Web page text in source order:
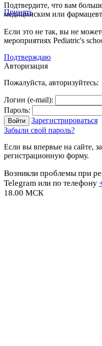
Принять
Подтвердите, что вам
медицинским или
Если это не так, вы не
мероприятиях Pediatric's
Подтверждаю
Авторизация
Пожалуйста, авторизуйтесь:
Логин (e-mail):
Пароль:
Зарегистрироваться
Забыли свой пароль?
Если вы впервые на сайте,
регистрационную форму.
Возникли проблемы при
Telegram или по телефону
18.00 МСК